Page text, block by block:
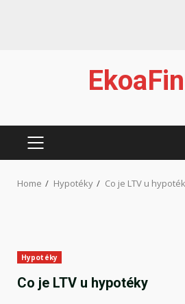
PRIMARY
Home Hypotéky Co je LTV u
Hypotéky
Co je LTV u hypotéky